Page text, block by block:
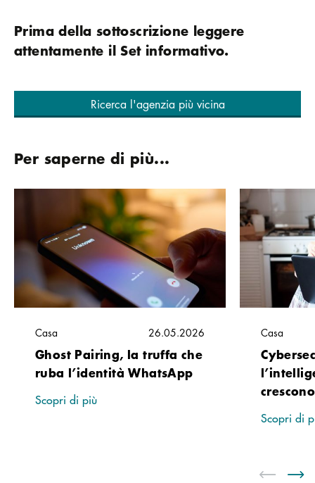
Prima della sottoscrizione leggere
attentamente il Set informativo.
Ricerca l'agenzia più vicina
Per saperne di più...
Casa 26.05.2026
Ghost Pairing, la truffa che
ruba l’identità WhatsApp
Scopri di più
Casa
Scopri di